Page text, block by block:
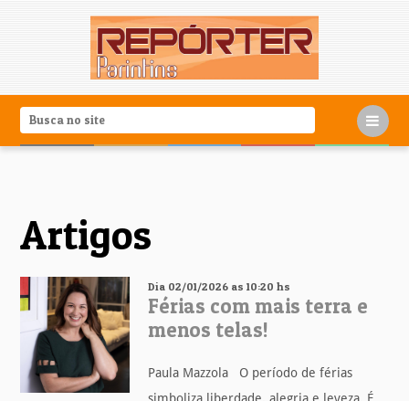
Artigos
Dia 02/01/2026 as 10:20 hs
Férias com mais terra e
menos telas!
Paula Mazzola O período de férias